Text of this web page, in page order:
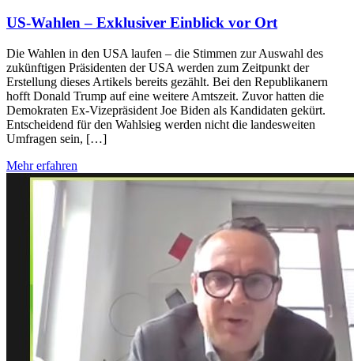
US-Wahlen – Exklusiver Einblick vor Ort
Die Wahlen in den USA laufen – die Stimmen zur Auswahl des
zukünftigen Präsidenten der USA werden zum Zeitpunkt der
Erstellung dieses Artikels bereits gezählt. Bei den Republikanern
hofft Donald Trump auf eine weitere Amtszeit. Zuvor hatten die
Demokraten Ex-Vizepräsident Joe Biden als Kandidaten gekürt.
Entscheidend für den Wahlsieg werden nicht die landesweiten
Umfragen sein, […]
Mehr erfahren